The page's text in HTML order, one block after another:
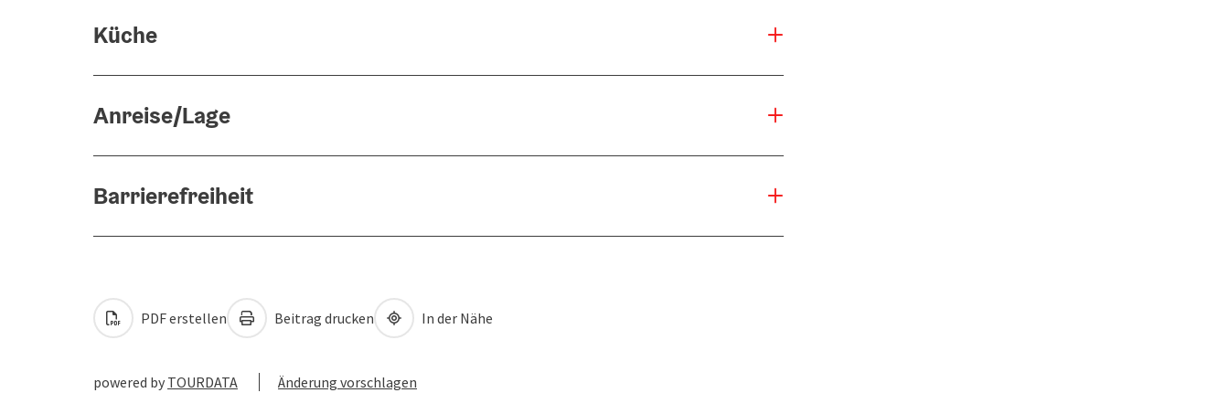
Küche
Anreise/Lage
Barrierefreiheit
PDF erstellen Beitrag drucken In der Nähe
powered by TOURDATA Änderung vorschlagen